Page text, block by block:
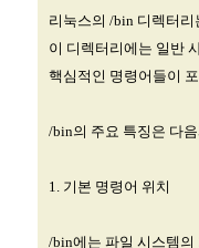
리눅스의 /bin 디렉터
이 디렉터리에는 일반
핵심적인 명령어들이
/bin의 주요 특징은 다
1. 기본 명령어 위치
/bin에는 파일 시스템의